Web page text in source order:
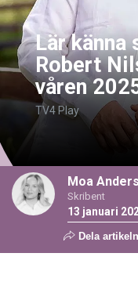
Lär
Robert
våren
TV4 Play
Moa
Skribent
13 januari
Dela artikeln